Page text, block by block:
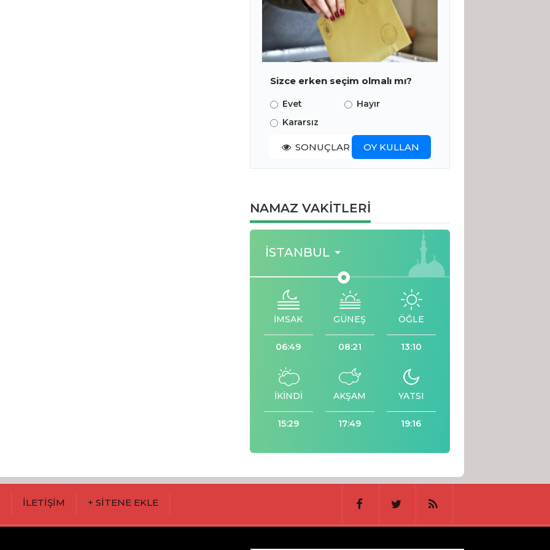
Sizce erken seçim olmalı mı?
Evet
Hayır
Kararsız
SONUÇLAR OY KULLAN
NAMAZ VAKİTLERİ
İSTANBUL
İMSAK
06:49
GÜNEŞ
08:21
ÖĞLE
13:10
İKİNDİ
15:29
AKŞAM
17:49
YATSI
19:16
İLETİŞİM + SİTENE EKLE